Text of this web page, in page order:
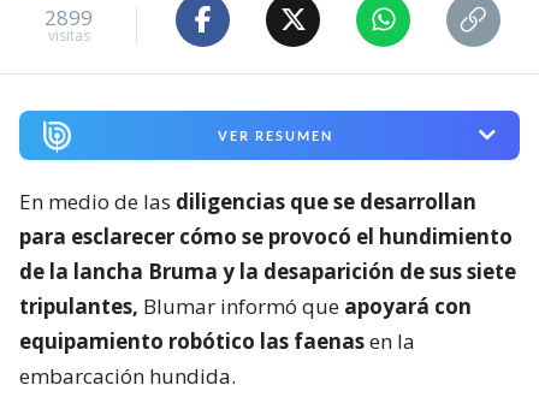
2899
visitas
VER RESUMEN
En medio de las diligencias que se desarrollan
para esclarecer cómo se provocó el hundimiento
de la lancha Bruma y la desaparición de sus siete
tripulantes, Blumar informó que apoyará con
equipamiento robótico las faenasen la
embarcación hundida.